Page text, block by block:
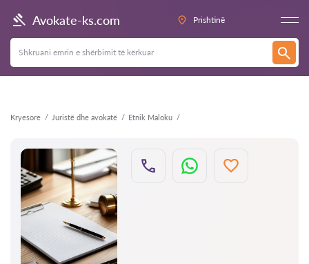
Avokate-ks.com Prishtinë
Kryesore Juristë dhe avokatë Etnik Maloku
Kthehu